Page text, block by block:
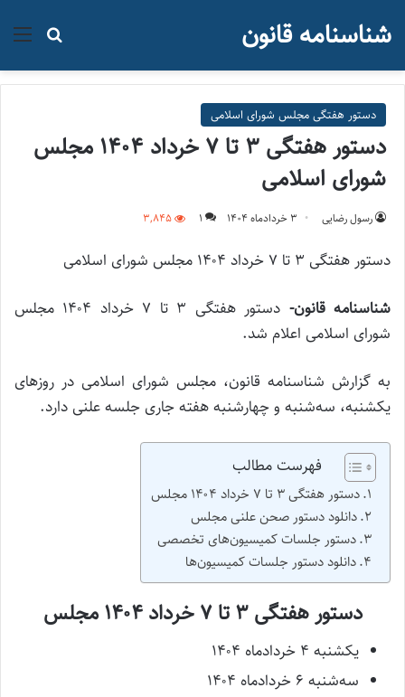
جستجو شناسنامه قانون
دستور هفتگی مجلس شورای اسلامی
دستور هفتگی ۳ تا ۷ خرداد ۱۴۰۴ مجلس
شورای اسلامی
رسول رضایی ۳ خرداد‌ماه ۱۴۰۴ 1
3,845
دستور هفتگی ۳ تا ۷ خرداد ۱۴۰۴ مجلس شورای اسلامی
شناسنامه قانون-
دستور هفتگی ۳ تا ۷ خرداد ۱۴۰۴ مجلس
شورای اسلامی اعلام شد.
به گزارش شناسنامه قانون، مجلس شورای اسلامی در روزهای
یکشنبه، سه‌شنبه و چهارشنبه هفته جاری جلسه علنی دارد.
فهرست مطالب
دستور هفتگی ۳ تا ۷ خرداد ۱۴۰۴ مجلس
دانلود دستور صحن علنی مجلس
دستور جلسات کمیسیون‌های تخصصی
دانلود دستور جلسات کمیسیون‌ها
دستور هفتگی ۳ تا ۷ خرداد ۱۴۰۴ مجلس
یکشنبه ۴ خردادماه ۱۴۰۴
سه‌شنبه ۶ خردادماه ۱۴۰۴